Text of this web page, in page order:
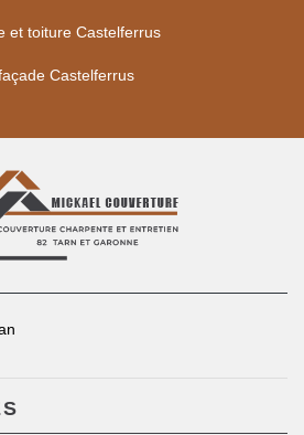
et toiture Castelferrus
Castelferrus